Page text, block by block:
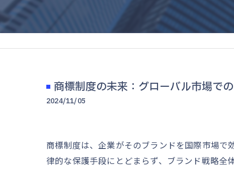
商標制度の未来：グローバル市場で
2024/11/05
商標制度は、企業がそのブランドを国際市場
律的な保護手段にとどまらず、ブランド戦略全